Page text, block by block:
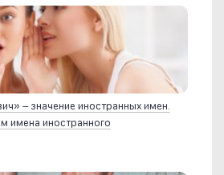
– значение иностранных имен.
имена иностранного